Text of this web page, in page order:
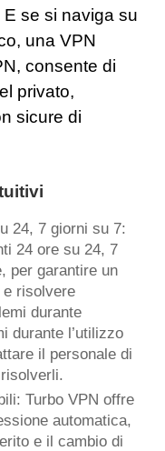
se si naviga su
una VPN
consente di
privato,
sicure di
24, 7 giorni su 7:
24 ore su 24, 7
per garantire un
e risolvere
durante
durante l’utilizzo
il personale di
Turbo VPN offre
automatica,
e il cambio di